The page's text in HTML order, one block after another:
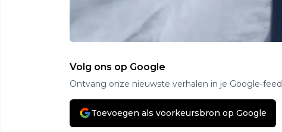
Volg ons op Google
Ontvang onze nieuwste verhalen in je Google-feed
Toevoegen als voorkeursbron op Google